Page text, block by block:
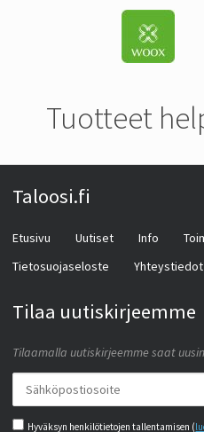
Tuotteet
Taloosi.fi
Etusivu Uutiset Info
Tietosuojaseloste
Yhteystiedot
Tilaa uutiskirjeemme
Tilaamalla uutiskirjeemme saat
Hyväksyn henkilötietojen tallentamisen (